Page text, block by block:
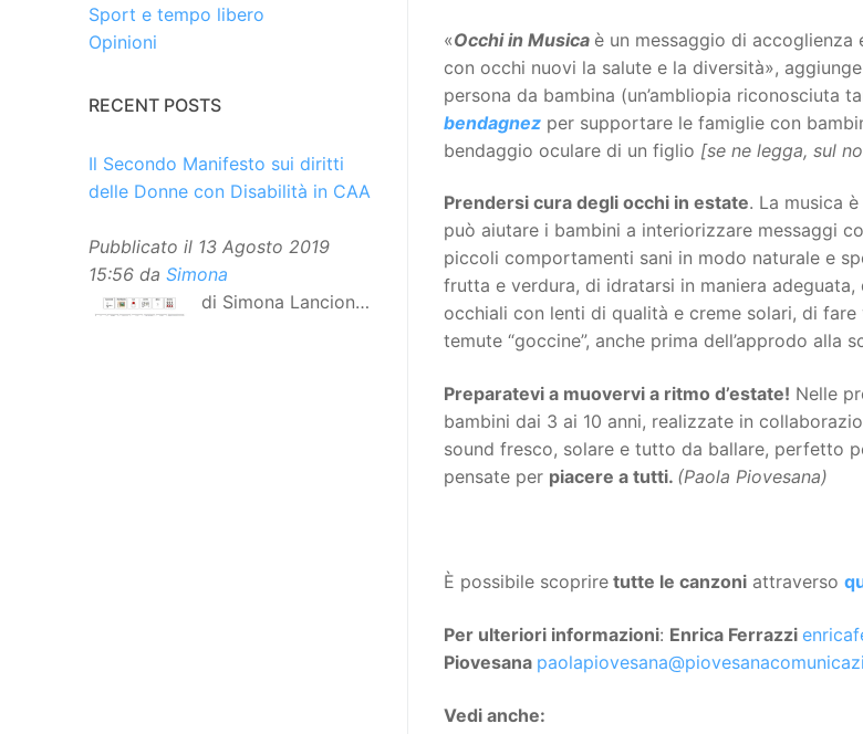
«Occhi in Musica è un messaggio di
con occhi nuovi la salute e la diversità»,
persona da bambina (un’ambliopia riconosciuta
bendagnez per supportare le famiglie con
bendaggio oculare di un figlio [se ne legga, sul
Prendersi cura degli occhi in estate. La musica
può aiutare i bambini a interiorizzare messaggi
piccoli comportamenti sani in modo naturale e
frutta e verdura, di idratarsi in maniera
occhiali con lenti di qualità e creme solari, di
temute “goccine”, anche prima dell’approdo alla
Preparatevi a muovervi a ritmo d’estate! Nelle
bambini dai 3 ai 10 anni, realizzate in
sound fresco, solare e tutto da ballare, perfetto
pensate per piacere a tutti. (Paola Piovesana)
È possibile scoprire tutte le canzoni attraverso
Per ulteriori informazioni: Enrica Ferrazzi
Piovesana
Vedi anche:
Sport e tempo libero
Opinioni
RECENT POSTS
Il Secondo Manifesto sui diritti
delle Donne con Disabilità in CAA
Pubblicato il 13 Agosto 2019
15:56 da Simona
di Simona Lancioni,